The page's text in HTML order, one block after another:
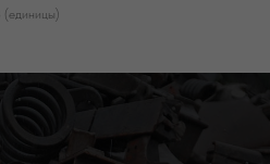
(единицы)